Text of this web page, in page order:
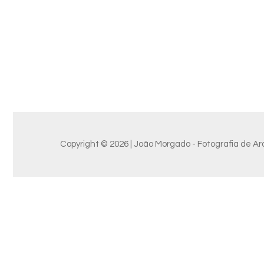
Copyright © 2026 | João Morgado - Fotografia de